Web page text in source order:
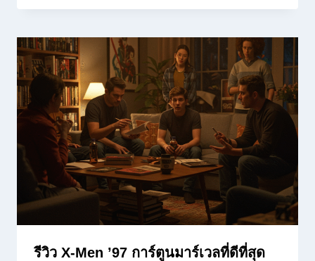
รีวิว X-Men ’97 การ์ตูนมาร์เวลที่ดีที่สุด